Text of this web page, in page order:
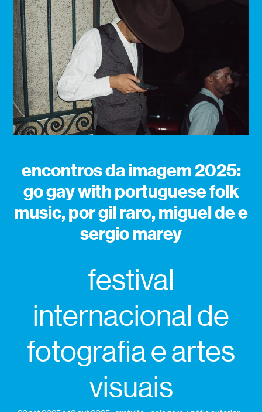
encontros da imagem 2025:
go gay with portuguese folk
music, por gil raro, miguel de e
sergio marey
festival
internacional de
fotografia e artes
visuais